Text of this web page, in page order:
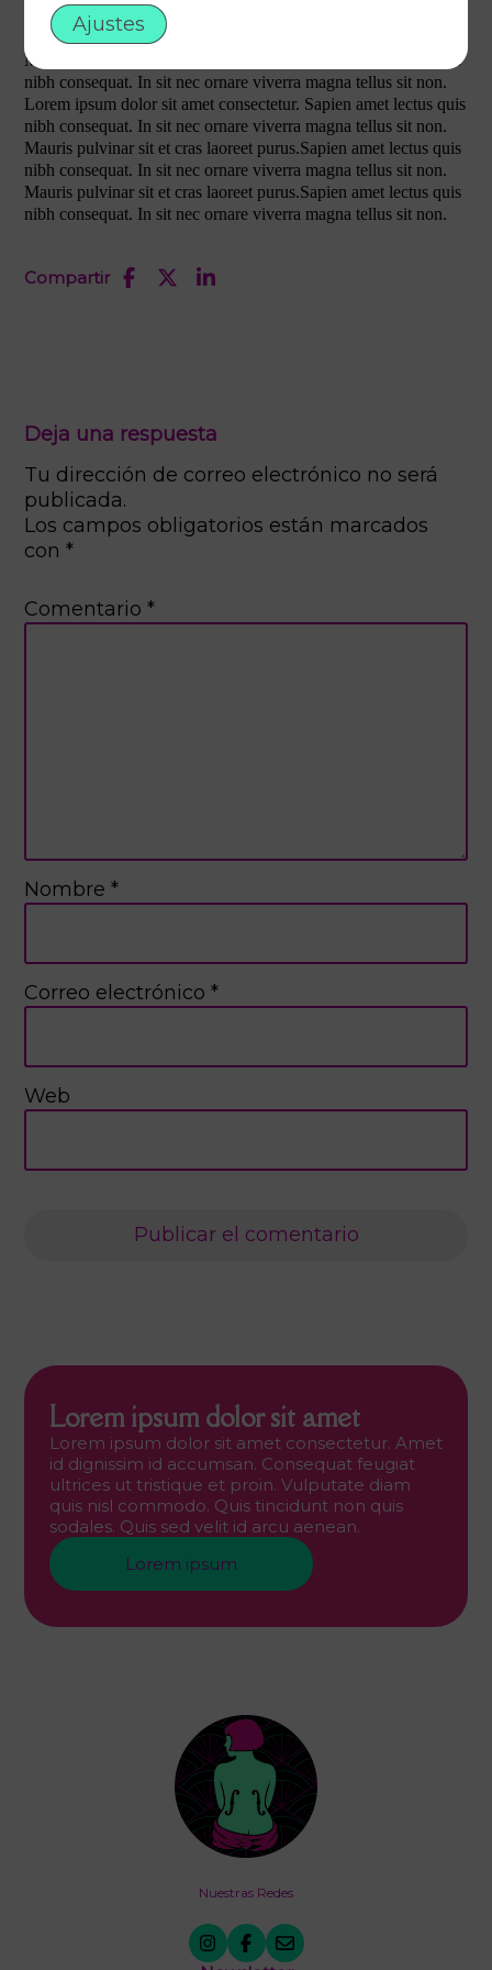
Lorem ipsum dolor sit amet consectetur. Sapien amet lectus quis
nibh consequat. In sit nec ornare viverra magna tellus sit non.
Mauris pulvinar sit et cras laoreet purus.Sapien amet lectus quis
nibh consequat. In sit nec ornare viverra magna tellus sit non.
Lorem ipsum dolor sit amet consectetur. Sapien amet lectus quis
nibh consequat. In sit nec ornare viverra magna tellus sit non.
Mauris pulvinar sit et cras laoreet purus.Sapien amet lectus quis
nibh consequat. In sit nec ornare viverra magna tellus sit non.
Mauris pulvinar sit et cras laoreet purus.Sapien amet lectus quis
nibh consequat. In sit nec ornare viverra magna tellus sit non.
Compartir
Deja una respuesta
Tu dirección de correo electrónico no será
publicada.
Los campos obligatorios están marcados
con *
Comentario *
Nombre *
Correo electrónico *
Web
Lorem ipsum dolor sit amet
Lorem ipsum dolor sit amet consectetur. Amet
id dignissim id accumsan. Consequat feugiat
ultrices ut tristique et proin. Vulputate diam
quis nisl commodo. Quis tincidunt non quis
sodales. Quis sed velit id arcu aenean.
Lorem ipsum
Nuestras Redes
Ajustes